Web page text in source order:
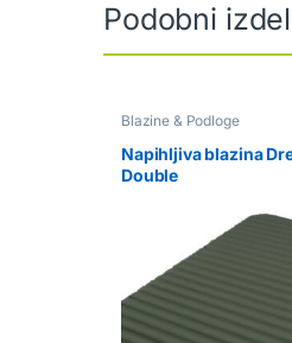
Podobni
Blazine & Podloge
Napihljiva blazina
Double